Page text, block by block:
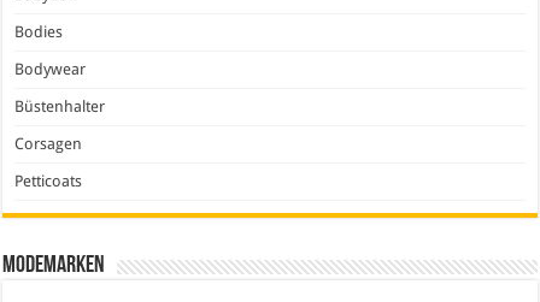
Bodies
Bodywear
Büstenhalter
Corsagen
Petticoats
Modemarken